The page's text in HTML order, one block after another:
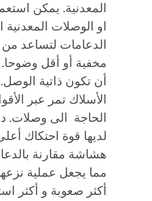
المعدنية. يمكن
او الوصلات المعدنية
الدعامات لتساعد من
مخفية أو أقل
أن تكون ذاتية
الأسلاك تمر عبر
الحاجة الى وصلات.
لديها قوة احتكاك
هشاشة مقارنة
مما يجعل عملية
أكثر صعوبة و أكثر